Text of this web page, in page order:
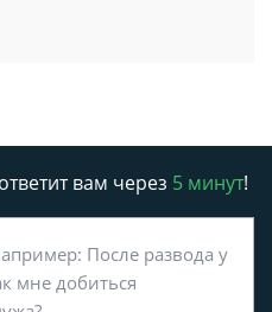
вам через 5 минут!